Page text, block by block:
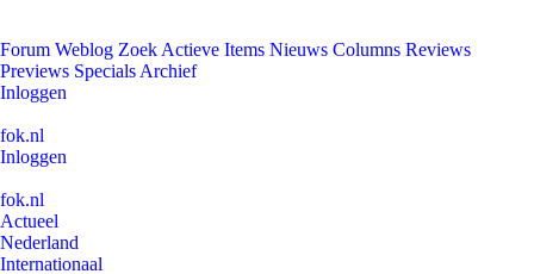
Forum Weblog Zoek Actieve Items Nieuws Columns Reviews
Previews Specials Archief
Inloggen
fok.nl
Inloggen
fok.nl
Actueel
Nederland
Internationaal